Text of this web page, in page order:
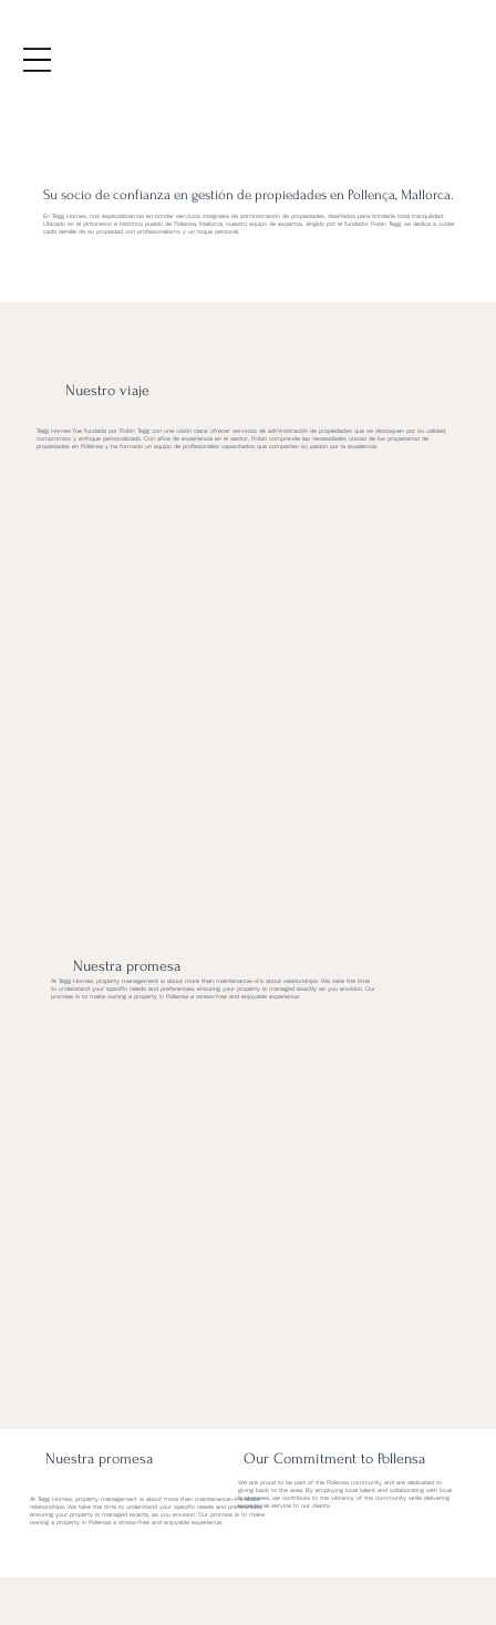
Su socio de confianza en gestión de propiedades en Pollença, Mallorca.
En Tegg Homes, nos especializamos en brindar servicios integrales de administración de propiedades, diseñados para brindarle total tranquilidad.
Ubicado en el pintoresco e histórico pueblo de Pollensa, Mallorca, nuestro equipo de expertos, dirigido por el fundador Robin Tegg, se dedica a cuidar
cada detalle de su propiedad con profesionalismo y un toque personal.
Nuestra promesa
At Tegg Homes, property management is about more than maintenance—it’s about
relationships. We take the time to understand your specific needs and preferences,
ensuring your property is managed exactly as you envision. Our promise is to make
owning a property in Pollensa a stress-free and enjoyable experience.
Our Commitment to Pollensa
We are proud to be part of the Pollensa community and are dedicated to
giving back to the area. By employing local talent and collaborating with local
businesses, we contribute to the vibrancy of the community while delivering
exceptional service to our clients.
Nuestra promesa
At Tegg Homes, property management is about more than maintenance—it’s about relationships. We take the time
to understand your specific needs and preferences, ensuring your property is managed exactly as you envision. Our
promise is to make owning a property in Pollensa a stress-free and enjoyable experience.
Tegg Homes fue fundada por Robin Tegg con una visión clara: ofrecer servicios de administración de propiedades que se destaquen por su calidad,
compromiso y enfoque personalizado. Con años de experiencia en el sector, Robin comprende las necesidades únicas de los propietarios de
propiedades en Pollensa y ha formado un equipo de profesionales capacitados que comparten su pasión por la excelencia.
Nuestro viaje